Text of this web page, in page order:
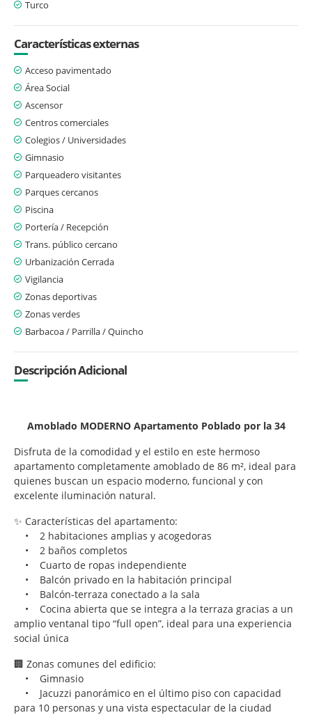
Turco
Características externas
Acceso pavimentado
Área Social
Ascensor
Centros comerciales
Colegios / Universidades
Gimnasio
Parqueadero visitantes
Parques cercanos
Piscina
Portería / Recepción
Trans. público cercano
Urbanización Cerrada
Vigilancia
Zonas deportivas
Zonas verdes
Barbacoa / Parrilla / Quincho
Descripción Adicional
Amoblado MODERNO Apartamento Poblado por la 34
Disfruta de la comodidad y el estilo en este hermoso
apartamento completamente amoblado de 86 m², ideal para
quienes buscan un espacio moderno, funcional y con
excelente iluminación natural.
✨ Características del apartamento:
• 2 habitaciones amplias y acogedoras
• 2 baños completos
• Cuarto de ropas independiente
• Balcón privado en la habitación principal
• Balcón-terraza conectado a la sala
• Cocina abierta que se integra a la terraza gracias a un
amplio ventanal tipo “full open”, ideal para una experiencia
social única
🏢 Zonas comunes del edificio:
• Gimnasio
• Jacuzzi panorámico en el último piso con capacidad
para 10 personas y una vista espectacular de la ciudad